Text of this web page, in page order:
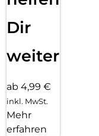
Dir
weiter
ab 4,99 €
inkl. MwSt.
Mehr
erfahren